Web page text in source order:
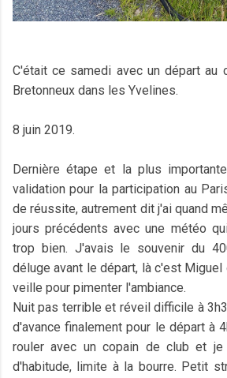
C'était ce samedi avec un départ au
Bretonneux dans les Yvelines.
8 juin 2019.
Dernière étape et la plus
validation pour la participation au
de réussite, autrement dit j'ai quand
jours précédents avec une météo
trop bien. J'avais le souvenir du
déluge avant le départ, là c'est
veille pour pimenter l'ambiance.
Nuit pas terrible et réveil difficile à
d'avance finalement pour le départ à
rouler avec un copain de club et je
d'habitude, limite à la bourre. Petit